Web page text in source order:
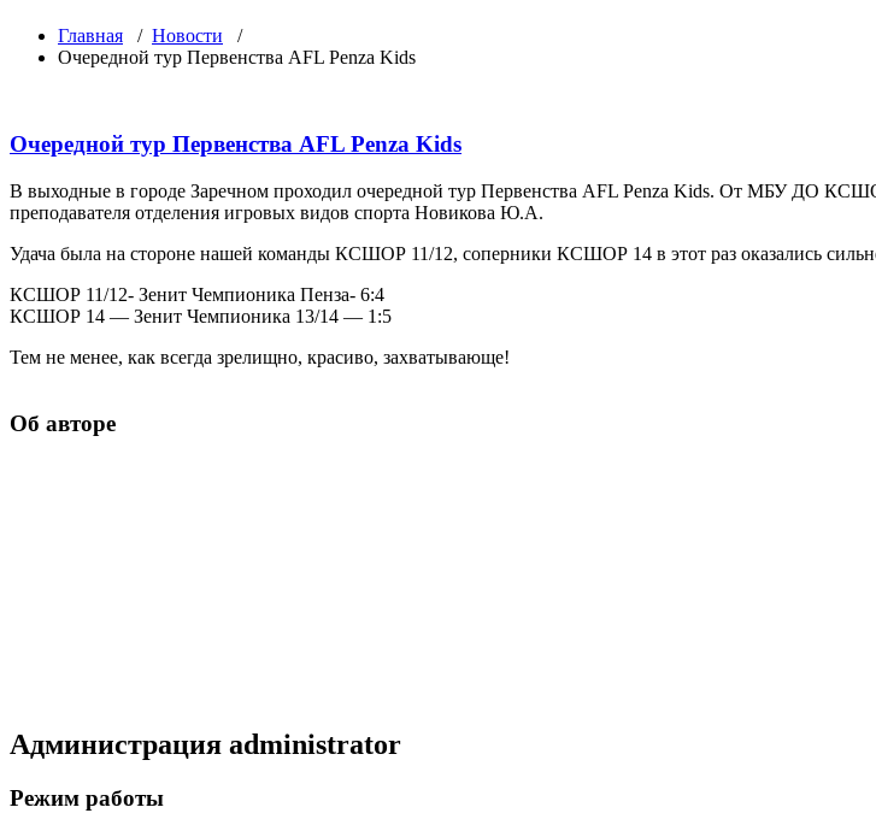
Главная / Новости /
Очередной тур Первенства AFL Penza Kids
Очередной тур Первенства AFL Penza Kids
В выходные в городе Заречном проходил очередной тур Первенства AFL Penza Kids. От МБУ ДО
преподавателя отделения игровых видов спорта Новикова Ю.А.
Удача была на стороне нашей команды КСШОР 11/12, соперники КСШОР 14 в этот раз оказались
КСШОР 11/12- Зенит Чемпионика Пенза- 6:4
КСШОР 14 — Зенит Чемпионика 13/14 — 1:5
Тем не менее, как всегда зрелищно, красиво, захватывающе!
Об авторе
Администрация administrator
Режим работы